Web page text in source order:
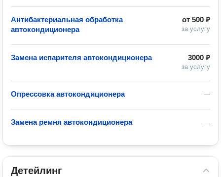
от 500 ₽
за услугу
Антибактериальная обработка
автокондиционера
3000 ₽
за услугу
Замена испарителя автокондиционера
—
Опрессовка автокондиционера
—
Замена ремня автокондиционера
Детейлинг